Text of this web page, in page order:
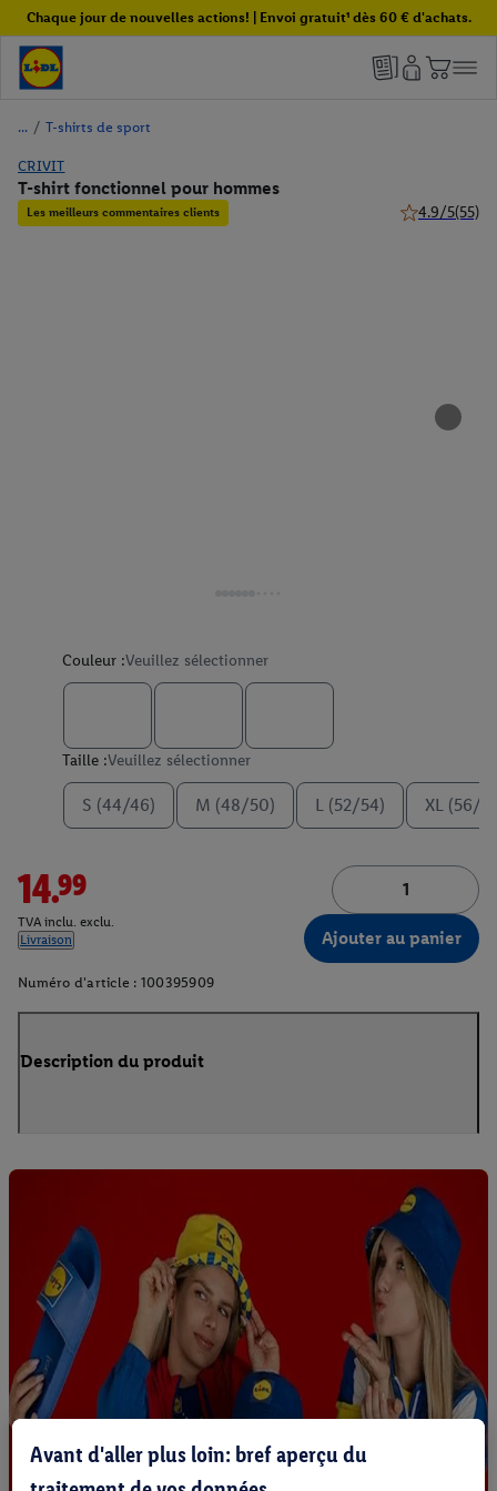
Chaque jour de nouvelles actions! | Envoi gratuit¹ dès 60 € d'achats.
/ T-shirts de sport
CRIVIT
T-shirt fonctionnel pour hommes
Les meilleurs commentaires clients 4.9/5(55)
Couleur :Veuillez sélectionner
Taille :Veuillez sélectionner
S (44/46) M (48/50) L (52/54) XL (56/
14.99
TVA inclu. exclu.
Livraison
Ajouter au panier
Numéro d'article : 100395909
Description du produit
Avant d'aller plus loin: bref aperçu du